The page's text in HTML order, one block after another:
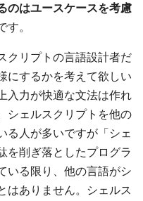
のはユースケースを考慮
す。
クリプトの言語設計者だ
にするかを考えて欲しい
入力が快適な文法は作れ
シェルスクリプトを他の
る人が多いですが「シェ
を削ぎ落としたプログラ
いる限り、他の言語がシ
はありません。シェルス